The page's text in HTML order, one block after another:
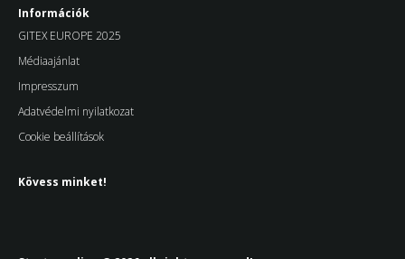
Információk
GITEX EUROPE 2025
Médiaajánlat
Impresszum
Adatvédelmi nyilatkozat
Cookie beállítások
Kövess minket!